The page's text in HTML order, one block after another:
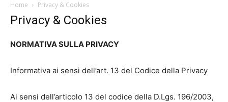
Home Privacy & Cookies
Privacy & Cookies
NORMATIVA SULLA PRIVACY
Informativa ai sensi dell’art. 13 del Codice della Privacy
Ai sensi dell’articolo 13 del codice della D.Lgs. 196/2003,